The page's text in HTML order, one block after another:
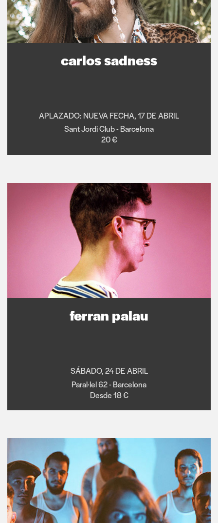
carlos sadness
APLAZADO: NUEVA FECHA, 17 DE ABRIL
Sant Jordi Club - Barcelona
20 €
ferran palau
SÁBADO, 24 DE ABRIL
Paral·lel 62 - Barcelona
Desde 18 €